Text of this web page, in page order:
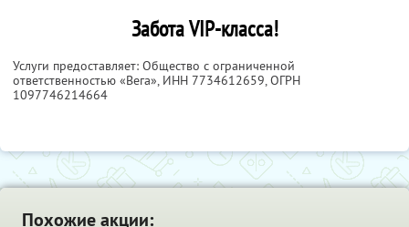
Забота VIP-класса!
Услуги предоставляет: Общество с ограниченной
ответственностью «Вега», ИНН 7734612659, ОГРН
1097746214664
Похожие акции: